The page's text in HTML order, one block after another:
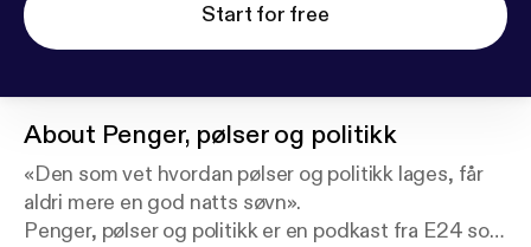
Start for free
About Penger, pølser og politikk
«Den som vet hvordan pølser og politikk lages, får
aldri mere en god natts søvn».
Penger, pølser og politikk er en podkast fra E24 som